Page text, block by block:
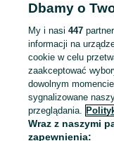
Mapa miejscowości
Mapa ministron
Popularne wyszukiwania
Dbamy o
My i nasi447
informacji na
cookie w celu
zaakceptować
dowolnym
sygnalizowane
przeglądania.
Wraz z naszymi
zapewnienia: